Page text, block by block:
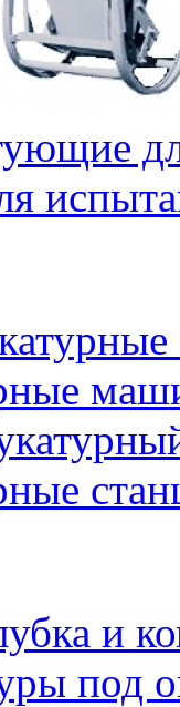
и
под